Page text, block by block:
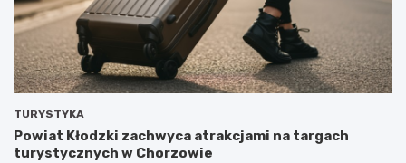
TURYSTYKA
Powiat Kłodzki zachwyca atrakcjami na targach
turystycznych w Chorzowie